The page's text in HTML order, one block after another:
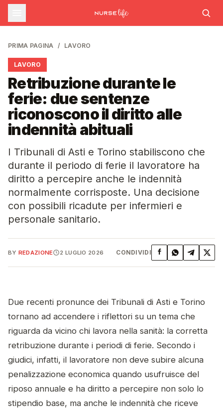
PRIMA PAGINA / LAVORO
LAVORO
Retribuzione durante le
ferie: due sentenze
riconoscono il diritto alle
indennità abituali
I Tribunali di Asti e Torino stabiliscono che
durante il periodo di ferie il lavoratore ha
diritto a percepire anche le indennità
normalmente corrisposte. Una decisione
con possibili ricadute per infermieri e
personale sanitario.
BY REDAZIONE 2 LUGLIO 2026 CONDIVIDI
💼
Due recenti pronunce dei Tribunali di Asti e Torino
tornano ad accendere i riflettori su un tema che
riguarda da vicino chi lavora nella sanità: la corretta
retribuzione durante i periodi di ferie. Secondo i
giudici, infatti, il lavoratore non deve subire alcuna
penalizzazione economica quando usufruisce del
riposo annuale e ha diritto a percepire non solo lo
stipendio base, ma anche le indennità che riceve